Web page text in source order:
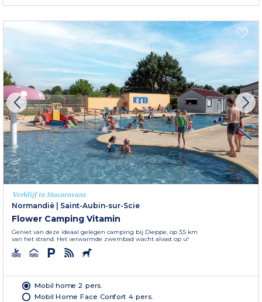
Verblijf in Stacaravans
Normandië
Saint-Aubin-sur-Scie
Flower Camping Vitamin
Geniet van deze ideaal gelegen camping bij Dieppe, op 3,5 km
van het strand. Het verwarmde zwembad wacht alvast op u!
Mobil home 2 pers.
Mobil Home Face Confort 4 pers.